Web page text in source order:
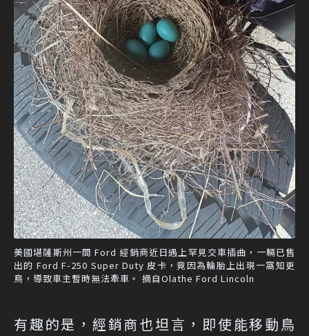
美國堪薩斯州一間 Ford 經銷商近日遇上罕見交車插曲，一輛已售
出的 Ford F-250 Super Duty 皮卡，竟因為輪胎上出現一窩知更
鳥，導致車主暫時無法牽車。 摘自Olathe Ford Lincoln
有趣的是，經銷商也坦言，即使能移動鳥